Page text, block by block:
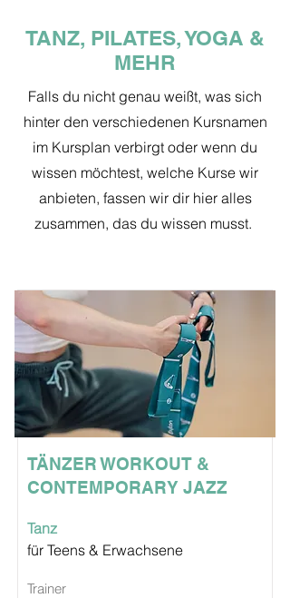
TANZ, PILATES, YOGA &
MEHR
Falls du nicht genau weißt, was sich
hinter den verschiedenen Kursnamen
im Kursplan verbirgt oder wenn du
wissen möchtest, welche Kurse wir
anbieten, fassen wir dir hier alles
zusammen, das du wissen musst.
TÄNZER WORKOUT &
CONTEMPORARY JAZZ
Tanz
für Teens & Erwachsene
Trainer